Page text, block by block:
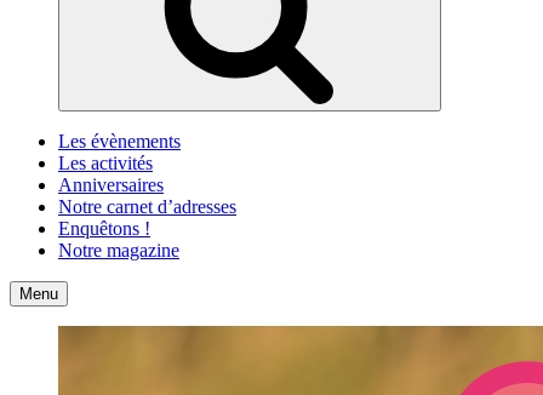
Les évènements
Les activités
Anniversaires
Notre carnet d’adresses
Enquêtons !
Notre magazine
Accueil
Menu Contact